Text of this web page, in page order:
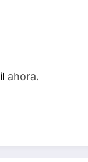
ahora.